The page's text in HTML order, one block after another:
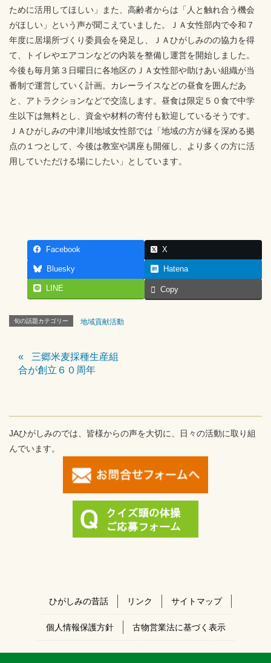
ために活用してほしい」また、高齢者からは「人と触れ合う機会
がほしい」という声が聞こえていました。ＪＡ女性部内で令和７
年度に居場所づくり委員会を発足し、ＪＡひがしみのの協力を得
て、トイレやエアコンなどの内装を整備し運営を開始しました。
今後も毎月第３日曜日に各地区のＪＡ女性部や助けあい組織が当
番制で運営していく計画。カレーライスなどの昼食を囲んだあ
と、アトラクションなどで交流します。昼食は限定５０食で中学
生以下は無料とし、資金や材料の寄付も歓迎しているそうです。
ＪＡひがしみの中津川地域女性部では「地域の方が縁を深める拠
点の１つとして、今後は教室や講座も開催し、より多くの方に活
用していただける場にしたい」としています。
Facebook X
Bluesky Hatena
LINE Copy
旬の話題カテゴリー 地域貢献活動
三郷米麦採種生産組
合が創立６０周年
JAひがしみのでは、皆様からの声を大切に、日々の活動に取り組
んでいます。
ひがしみの昔話 リンク サイトマップ
個人情報保護方針 古物営業法に基づく表示